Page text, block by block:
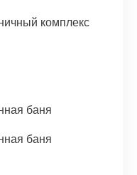
комплекс
баня
баня